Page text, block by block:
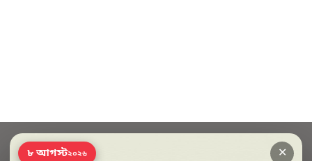
✕
৮ আগস্ট২০২৬